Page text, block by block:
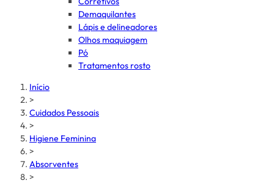
Demaquilantes
Lápis e delineadores
Olhos maquiagem
Pó
Tratamentos rosto
Início
>
Cuidados Pessoais
>
Higiene Feminina
>
Absorventes
>